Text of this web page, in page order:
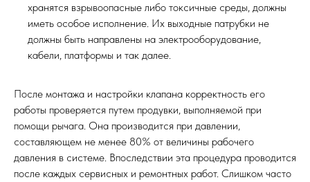
хранятся взрывоопасные либо токсичные среды, должны
иметь особое исполнение. Их выходные патрубки не
должны быть направлены на электрооборудование,
кабели, платформы и так далее.
После монтажа и настройки клапана корректность его
работы проверяется путем продувки, выполняемой при
помощи рычага. Она производится при давлении,
составляющем не менее 80% от величины рабочего
давления в системе. Впоследствии эта процедура проводится
после каждых сервисных и ремонтных работ. Слишком часто